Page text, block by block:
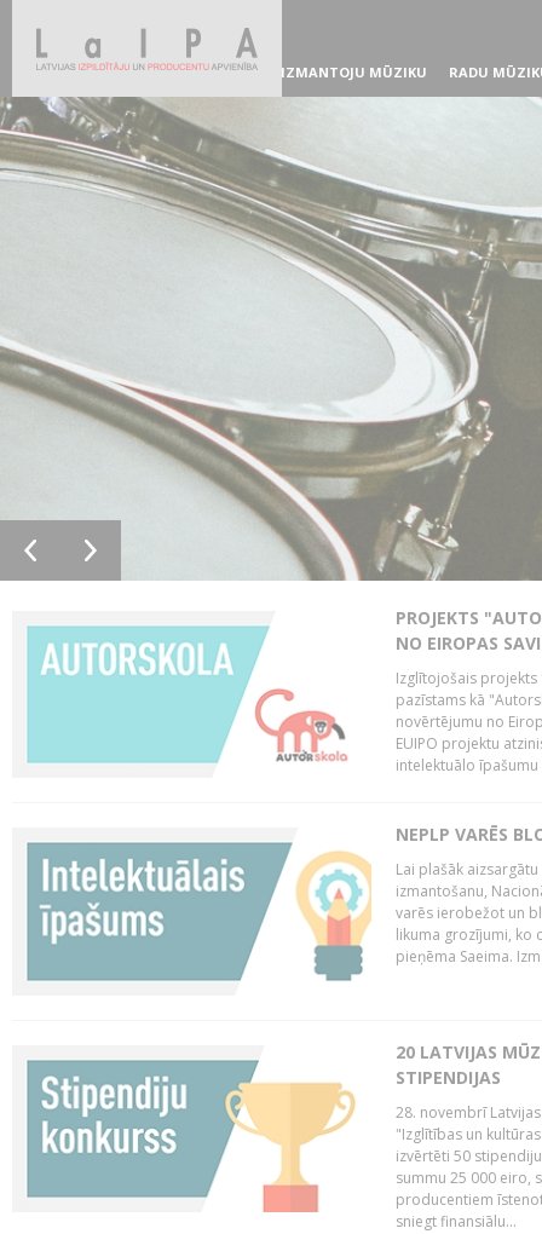
IZMANTOJU MŪZIKU RADU
PROJEKTS
NO EIROPAS
Izglītojošais projekts
pazīstams kā
novērtējumu no
EUIPO projektu
intelektuālo
NEPLP VARĒS
Lai plašāk
izmantošanu,
varēs ierobežot un
likuma grozījumi, ko
pieņēma Saeima.
20 LATVIJAS
STIPENDIJAS
28. novembrī
"Izglītības un
izvērtēti 50
summu 25 000 eiro,
producentiem
sniegt finansiālu...